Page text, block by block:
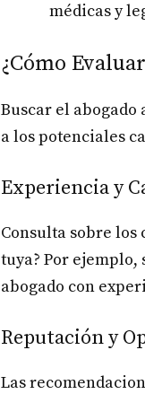
médicas y
¿Cómo
Buscar el
a los potenciales
Experiencia y
Consulta sobre los
tuya? Por
abogado con
Reputación y
Las